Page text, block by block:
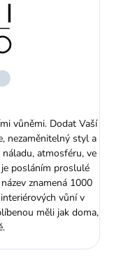
vůněmi. Dodat Vaší
nezaměnitelný styl a
atmosféru, ve
posláním proslulé
znamená 1000
vůní v
měli jak doma,